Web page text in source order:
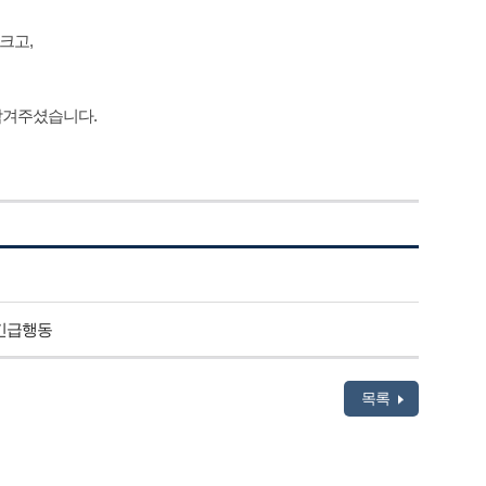
고,
주셨습니다.
급행동
목록